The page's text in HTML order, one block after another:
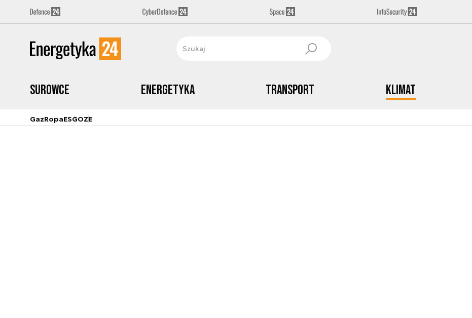
Surowce Energetyka Transport Klimat
GazRopaESGOZE